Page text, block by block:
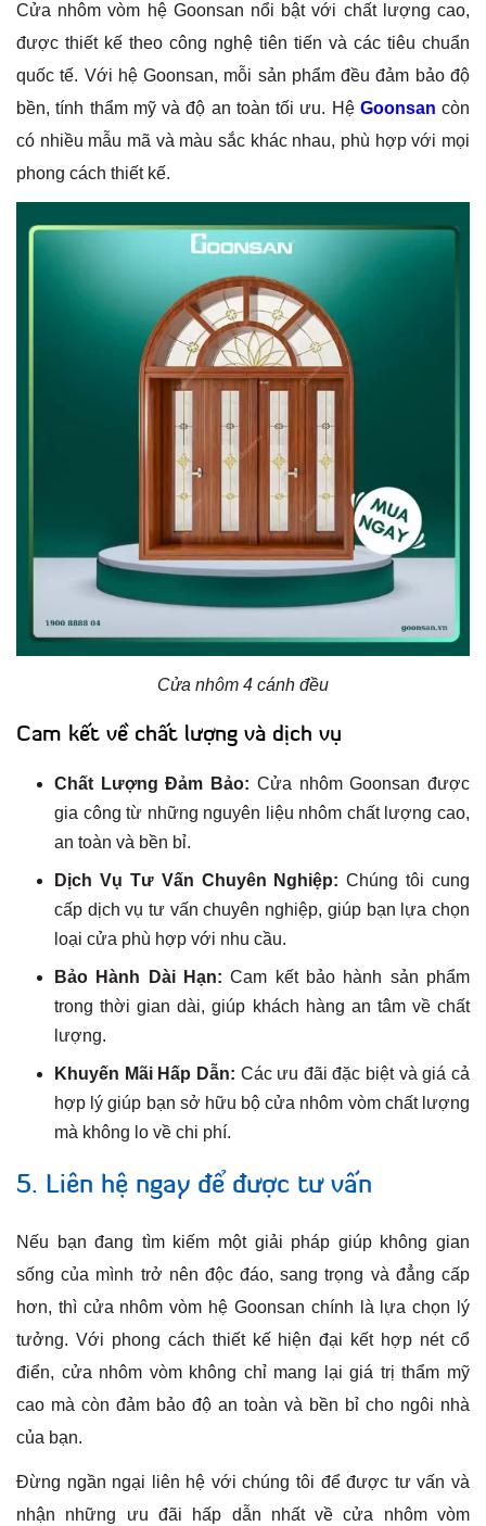
Cửa nhôm vòm hệ Goonsan nổi bật với chất lượng cao,
được thiết kế theo công nghệ tiên tiến và các tiêu chuẩn
quốc tế. Với hệ Goonsan, mỗi sản phẩm đều đảm bảo độ
bền, tính thẩm mỹ và độ an toàn tối ưu. Hệ Goonsan còn
có nhiều mẫu mã và màu sắc khác nhau, phù hợp với mọi
phong cách thiết kế.
Cửa nhôm 4 cánh đều
Cam kết về chất lượng và dịch vụ
Chất Lượng Đảm Bảo: Cửa nhôm Goonsan được
gia công từ những nguyên liệu nhôm chất lượng cao,
an toàn và bền bỉ.
Dịch Vụ Tư Vấn Chuyên Nghiệp: Chúng tôi cung
cấp dịch vụ tư vấn chuyên nghiệp, giúp bạn lựa chọn
loại cửa phù hợp với nhu cầu.
Bảo Hành Dài Hạn: Cam kết bảo hành sản phẩm
trong thời gian dài, giúp khách hàng an tâm về chất
lượng.
Khuyến Mãi Hấp Dẫn: Các ưu đãi đặc biệt và giá cả
hợp lý giúp bạn sở hữu bộ cửa nhôm vòm chất lượng
mà không lo về chi phí.
5. Liên hệ ngay để được tư vấn
Nếu bạn đang tìm kiếm một giải pháp giúp không gian
sống của mình trở nên độc đáo, sang trọng và đẳng cấp
hơn, thì cửa nhôm vòm hệ Goonsan chính là lựa chọn lý
tưởng. Với phong cách thiết kế hiện đại kết hợp nét cổ
điển, cửa nhôm vòm không chỉ mang lại giá trị thẩm mỹ
cao mà còn đảm bảo độ an toàn và bền bỉ cho ngôi nhà
của bạn.
Đừng ngần ngại liên hệ với chúng tôi để được tư vấn và
nhận những ưu đãi hấp dẫn nhất về cửa nhôm vòm